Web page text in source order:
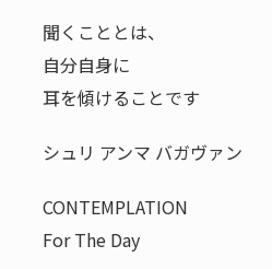
聞くこととは、
自分自身に
耳を傾けることです
シュリ アンマ バガヴァン
CONTEMPLATION
For The Day